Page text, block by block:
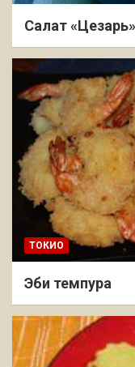
Салат
ТОКИО
Эби темпура